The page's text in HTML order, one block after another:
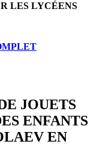
LES LYCÉENS
JOUETS
ENFANTS
EN